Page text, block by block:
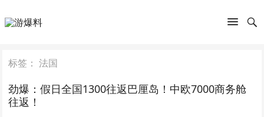
标签：法国
劲爆：假日全国1300往返巴厘岛！中欧7000商务舱
往返！